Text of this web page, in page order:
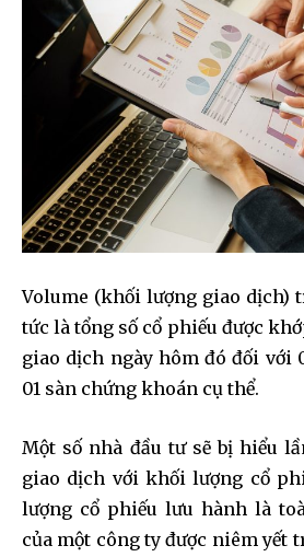
Volume (khối lượng giao dịch)
tức là tổng số cổ phiếu được
giao dịch ngày hôm đó đối với
01 sàn chứng khoán cụ thể.
Một số nhà đầu tư sẽ bị hiểu
giao dịch với khối lượng cổ
lượng cổ phiếu lưu hành là
của một công ty được niêm yết